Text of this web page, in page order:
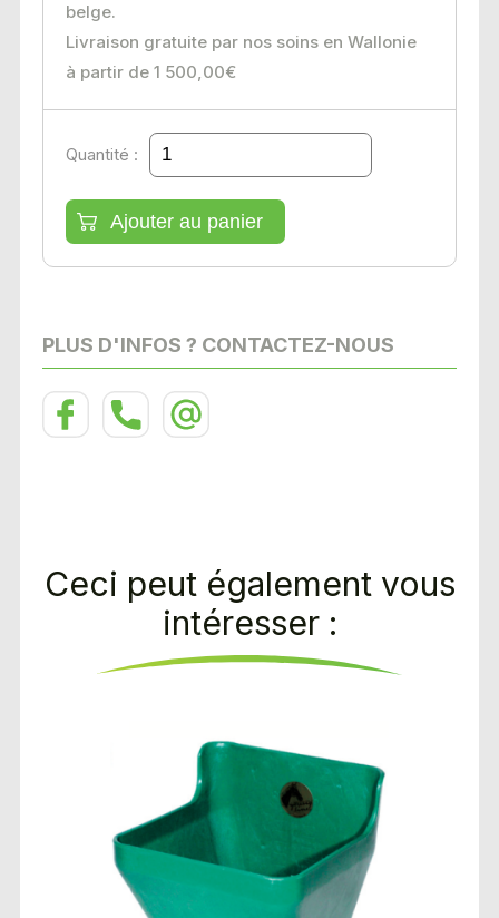
belge.
Livraison gratuite par nos soins en Wallonie
à partir de 1 500,00€
Quantité :
PLUS D'INFOS ? CONTACTEZ-NOUS
Ceci peut également vous
intéresser :